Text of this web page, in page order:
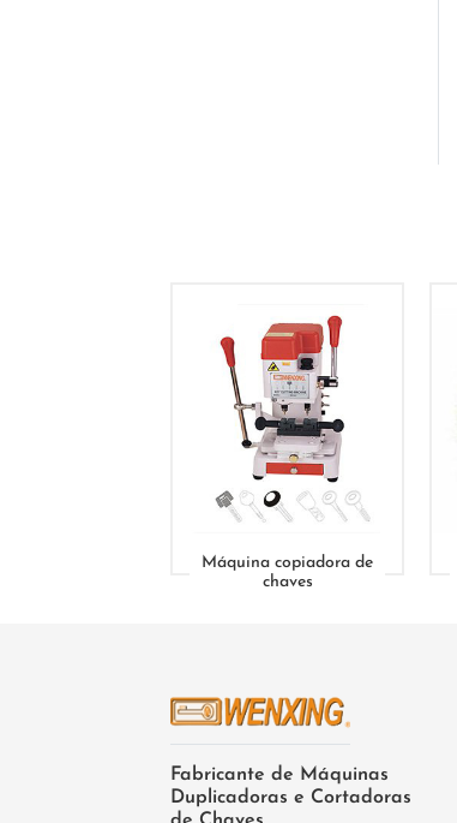
Máquina copiadora de
chaves
Fabricante de Máquinas
Duplicadoras e Cortadoras